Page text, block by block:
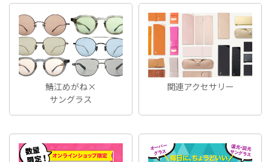
鯖江めがね×
サングラス
関連アクセサリー